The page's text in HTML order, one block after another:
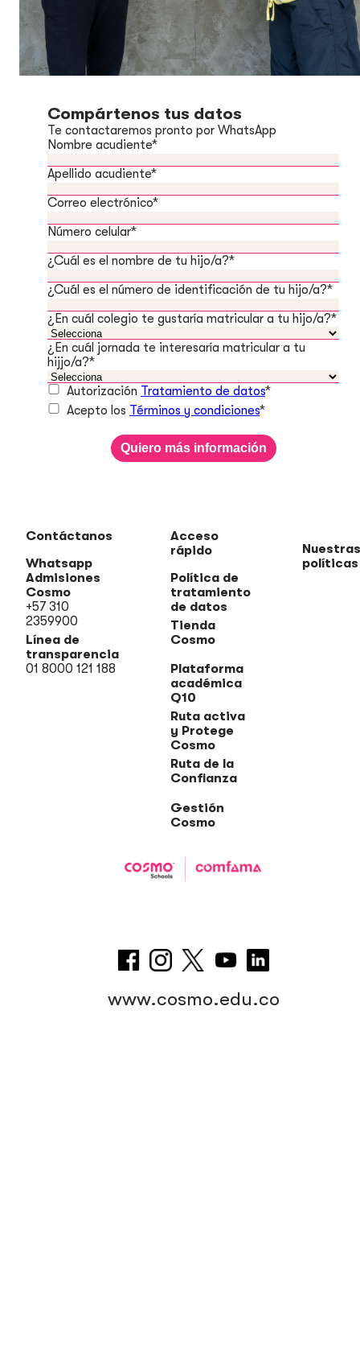
Compártenos tus datos
Te contactaremos pronto por WhatsApp
Nombre acudiente*
Apellido acudiente*
Correo electrónico*
Número celular*
¿Cuál es el nombre de tu hijo/a?*
¿Cuál es el número de identificación de tu hijo/a?*
¿En cuál colegio te gustaría matricular a tu hijo/a?*
¿En cuál jornada te interesaría matricular a tu
hijjo/a?*
Autorización Tratamiento de datos*
Acepto los Términos y condiciones*
Contáctanos
Whatsapp
Admisiones
Cosmo
+57 310
2359900
Línea de
transparencia
01 8000 121 188
Acceso
rápido
Política de
tratamiento
de datos
Tienda
Cosmo
Plataforma
académica
Q10
Ruta activa
y Protege
Cosmo
Ruta de la
Confianza
Gestión
Cosmo
Nuestras
políticas
www.cosmo.edu.co